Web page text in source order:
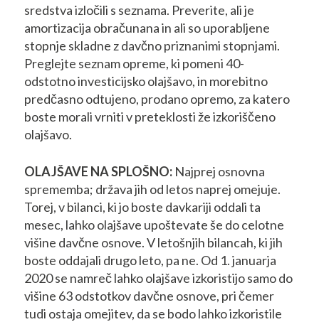
sredstva izločili s seznama. Preverite, ali je
amortizacija obračunana in ali so uporabljene
stopnje skladne z davčno priznanimi stopnjami.
Preglejte seznam opreme, ki pomeni 40-
odstotno investicijsko olajšavo, in morebitno
predčasno odtujeno, prodano opremo, za katero
boste morali vrniti v preteklosti že izkoriščeno
olajšavo.
OLAJŠAVE NA SPLOŠNO: Najprej osnovna
sprememba; država jih od letos naprej omejuje.
Torej, v bilanci, ki jo boste davkariji oddali ta
mesec, lahko olajšave upoštevate še do celotne
višine davčne osnove. V letošnjih bilancah, ki jih
boste oddajali drugo leto, pa ne. Od 1. januarja
2020 se namreč lahko olajšave izkoristijo samo do
višine 63 odstotkov davčne osnove, pri čemer
tudi ostaja omejitev, da se bodo lahko izkoristile